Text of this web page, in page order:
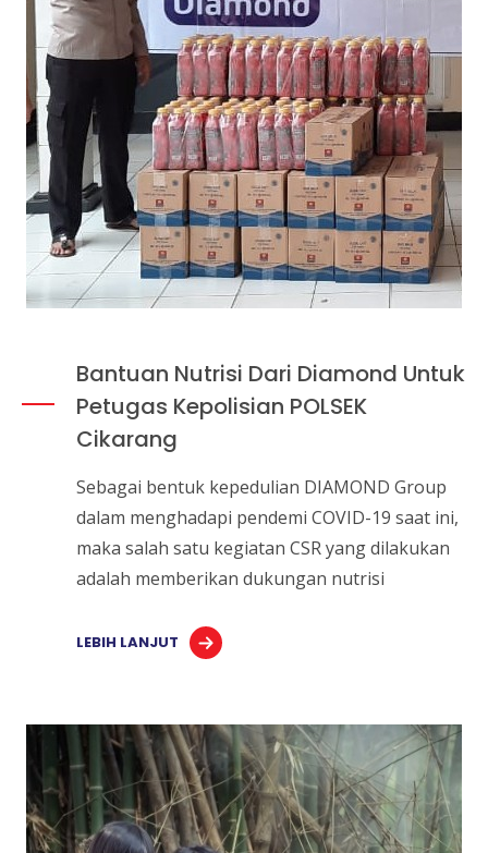
Bantuan Nutrisi Dari Diamond Untuk
Petugas Kepolisian POLSEK
Cikarang
Sebagai bentuk kepedulian DIAMOND Group
dalam menghadapi pendemi COVID-19 saat ini,
maka salah satu kegiatan CSR yang dilakukan
adalah memberikan dukungan nutrisi
LEBIH LANJUT